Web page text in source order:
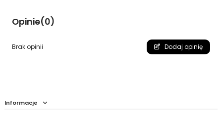
Opinie(0)
Brak opinii Dodaj opinię
Informacje